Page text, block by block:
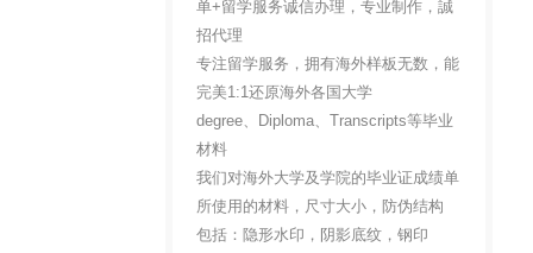
单+留学服务诚信办理，专业制作，誠
招代理
专注留学服务，拥有海外样板无数，能
完美1:1还原海外各国大学
degree、Diploma、Transcripts等毕业
材料
我们对海外大学及学院的毕业证成绩单
所使用的材料，尺寸大小，防伪结构
包括：隐形水印，阴影底纹，钢印